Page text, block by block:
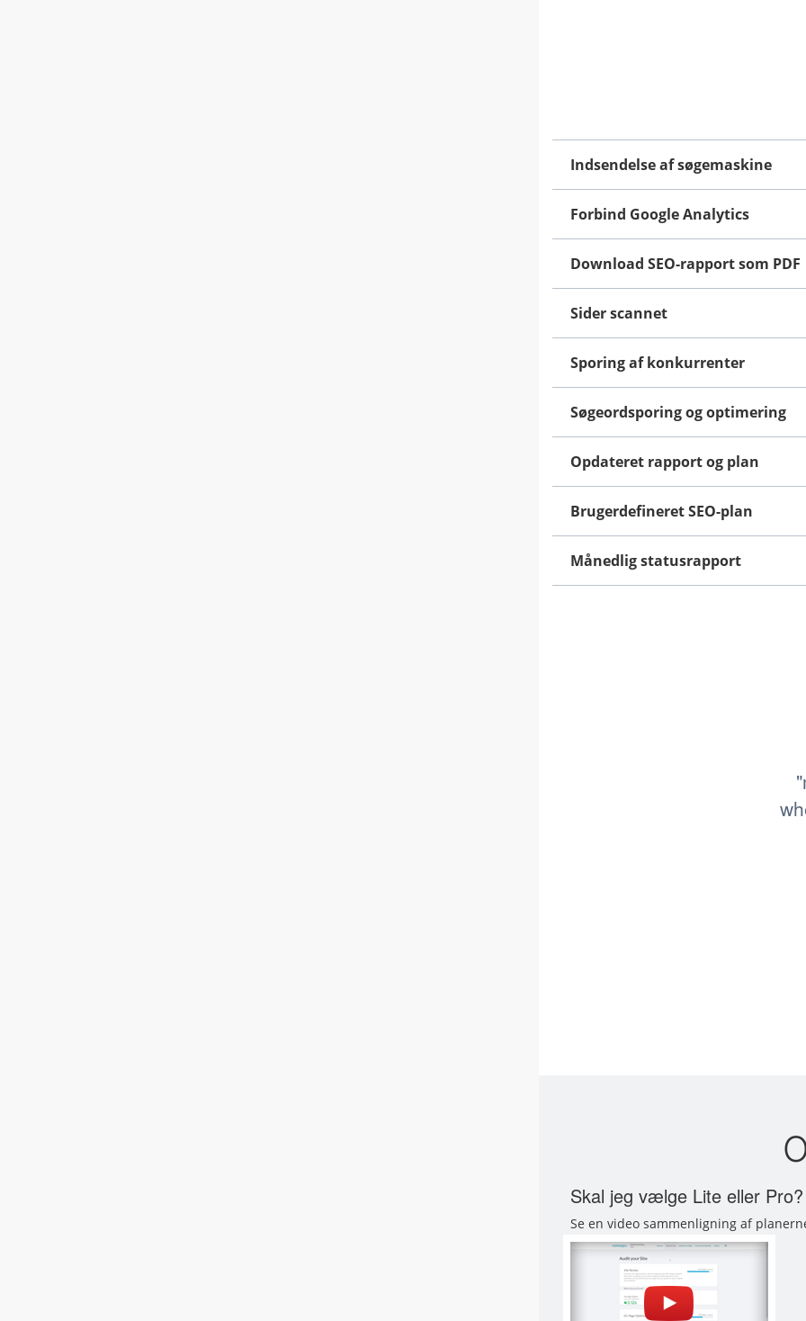
Indsendelse af søgemaskine
Forbind Google Analytics
Download SEO-rapport som PDF
Sider scannet
Sporing af konkurrenter
Søgeordsporing og optimering
Opdateret rapport og plan
Brugerdefineret SEO-plan
Månedlig statusrapport
Skal jeg vælge Lite eller Pro?
Se en video sammenligning af